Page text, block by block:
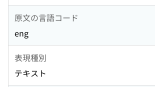
原文の言語コード
eng
表現種別
テキスト